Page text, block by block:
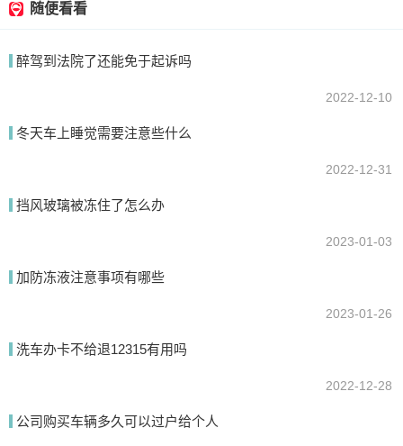
提交
随便看看
醉驾到法院了还能免于起诉吗
2022-12-10
冬天车上睡觉需要注意些什么
2022-12-31
挡风玻璃被冻住了怎么办
2023-01-03
加防冻液注意事项有哪些
2023-01-26
洗车办卡不给退12315有用吗
2022-12-28
公司购买车辆多久可以过户给个人